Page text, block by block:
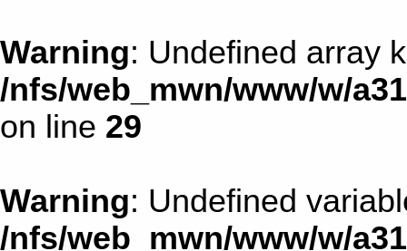
Warning: Undefined array
/nfs/web_mwn/www/w/
on line 29
Warning: Undefined
/nfs/web_mwn/www/w/